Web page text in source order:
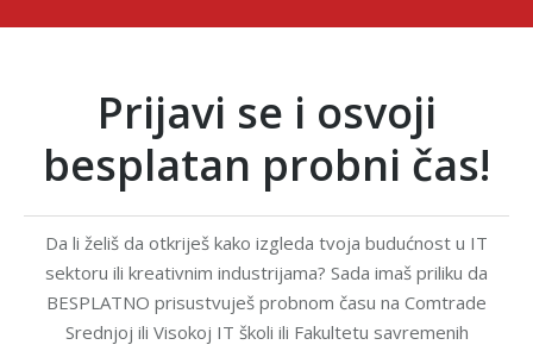
Prijavi se i osvoji
besplatan probni čas!
Da li želiš da otkriješ kako izgleda tvoja budućnost u IT
sektoru ili kreativnim industrijama? Sada imaš priliku da
BESPLATNO prisustvuješ probnom času na Comtrade
Srednjoj ili Visokoj IT školi ili Fakultetu savremenih